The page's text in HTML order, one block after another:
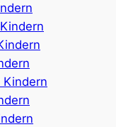
Kindern
in
erlauben
pro Unterkunft
sogar Extras